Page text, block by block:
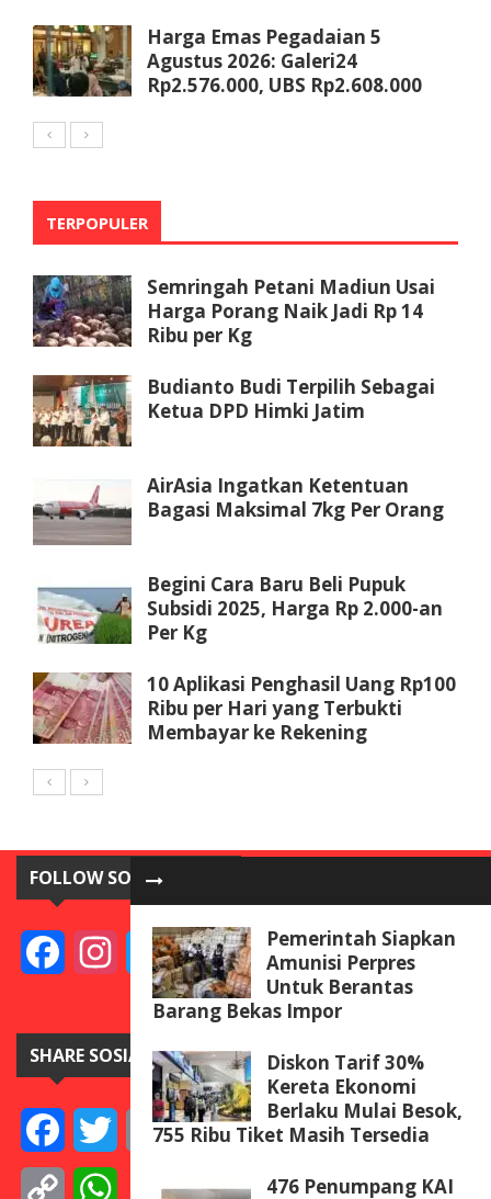
Pemerintah Siapkan
Amunisi Perpres
Untuk Berantas
Barang Bekas Impor
Diskon Tarif 30%
Kereta Ekonomi
Berlaku Mulai Besok,
755 Ribu Tiket Masih Tersedia
476 Penumpang KAI
Harga Emas Pegadaian 5
Agustus 2026: Galeri24
Rp2.576.000, UBS Rp2.608.000
TERPOPULER
Semringah Petani Madiun Usai
Harga Porang Naik Jadi Rp 14
Ribu per Kg
Budianto Budi Terpilih Sebagai
Ketua DPD Himki Jatim
AirAsia Ingatkan Ketentuan
Bagasi Maksimal 7kg Per Orang
Begini Cara Baru Beli Pupuk
Subsidi 2025, Harga Rp 2.000-an
Per Kg
10 Aplikasi Penghasil Uang Rp100
Ribu per Hari yang Terbukti
Membayar ke Rekening
FOLLOW SOSIAL MEDIA
FacebookInstagramTwitterYouTube
SHARE SOSIAL MEDIA
FacebookTwitterEmail Telegram
Line Messenger
Gmail
Copy WhatsApp